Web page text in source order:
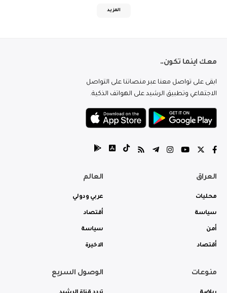
المزيد
معك اينما تكون..
ابقى على تواصل معنا عبر منصاتنا على التواصل
الاجتماعي وتطبيق الرشيد على الهواتف الذكية.
العراق
محليات
سياسة
أمن
أقتصاد
العالم
عربي ودولي
أقتصاد
سياسة
الاخيرة
منوعات الوصول السريع